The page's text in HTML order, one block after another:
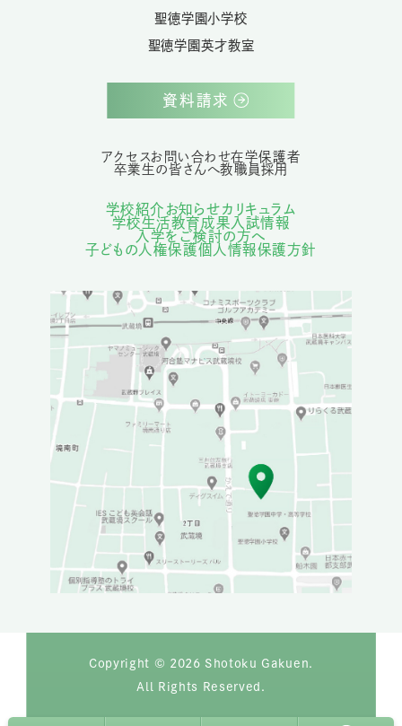
聖徳学園小学校
聖徳学園英才教室
アクセス お問い合わせ在学保護者
卒業生の皆さんへ教職員採用
学校紹介 お知らせカリキュラム
学校生活教育成果 入試情報
入学をご検討の方へ
子どもの人権保護個人情報保護方針
資料請求
Copyright © 2026 Shotoku Gakuen.
All Rights Reserved.